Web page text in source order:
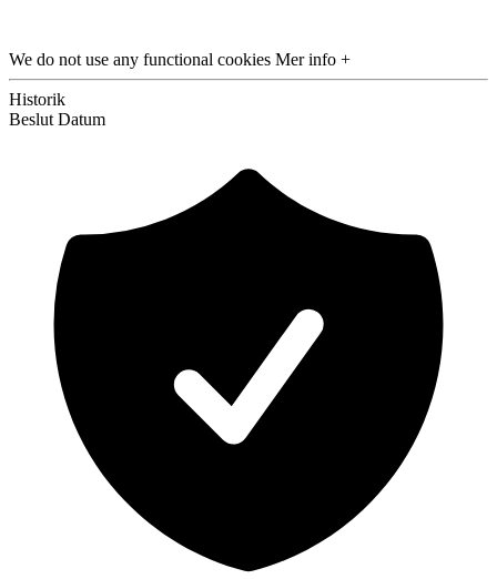
We do not use any functional cookies Mer info +
Historik
Beslut Datum